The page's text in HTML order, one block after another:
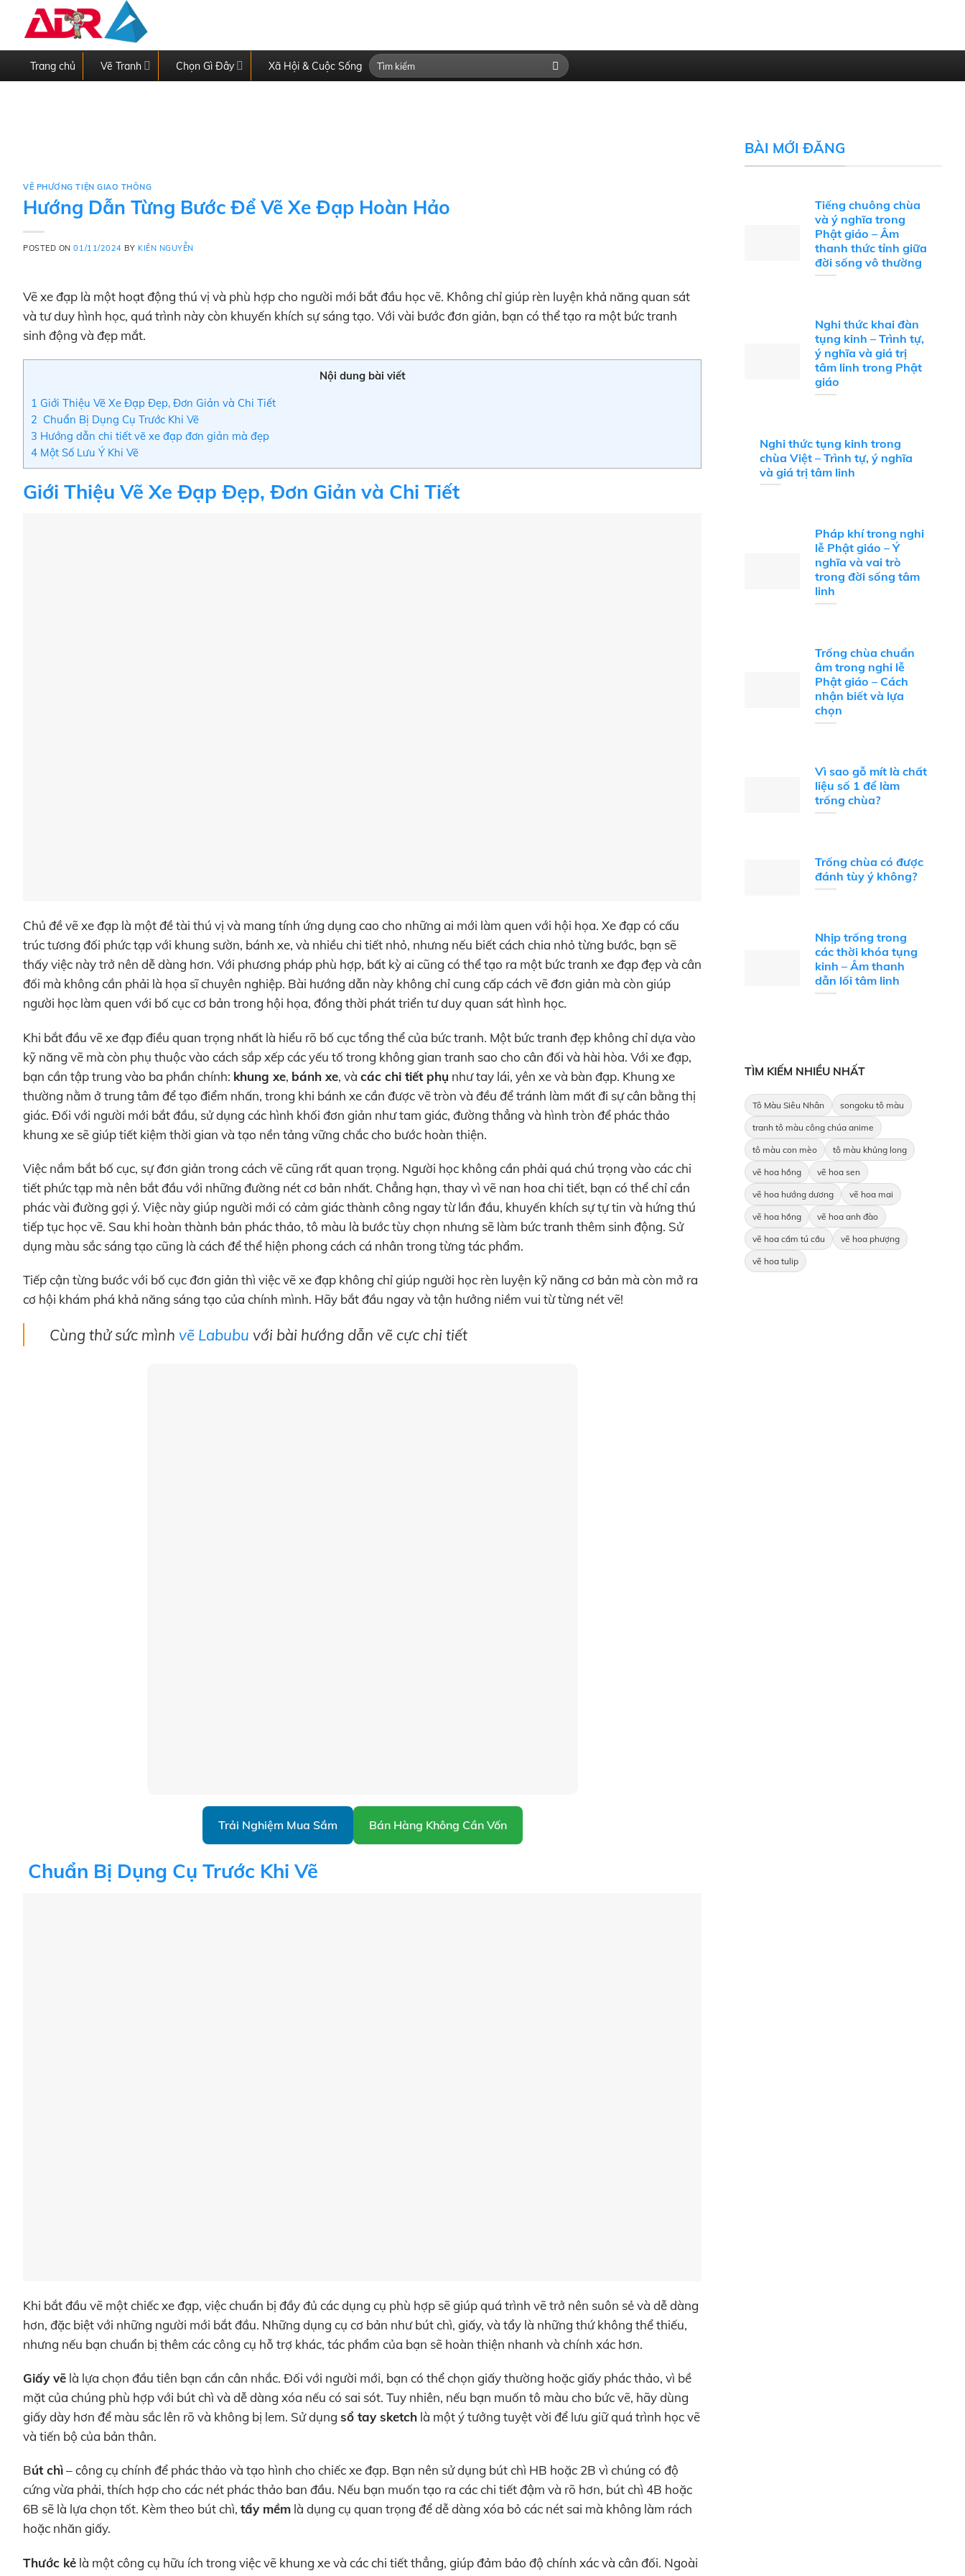
Trang chủ Vẽ Tranh Chọn Gì Đây Xã Hội & Cuộc Sống
VẼ PHƯƠNG TIỆN GIAO THÔNG
Hướng Dẫn Từng Bước Để Vẽ Xe Đạp Hoàn Hảo
POSTED ON01/11/2024 BY KIÊN NGUYỄN
Vẽ xe đạp là một hoạt động thú vị và phù hợp cho người mới bắt đầu học vẽ. Không chỉ giúp rèn luyện khả năng quan sát
và tư duy hình học, quá trình này còn khuyến khích sự sáng tạo. Với vài bước đơn giản, bạn có thể tạo ra một bức tranh
sinh động và đẹp mắt.
Nội dung bài viết
1 Giới Thiệu Vẽ Xe Đạp Đẹp, Đơn Giản và Chi Tiết
2 Chuẩn Bị Dụng Cụ Trước Khi Vẽ
3 Hướng dẫn chi tiết vẽ xe đạp đơn giản mà đẹp
4 Một Số Lưu Ý Khi Vẽ
Giới Thiệu Vẽ Xe Đạp Đẹp, Đơn Giản và Chi Tiết
Chủ đề vẽ xe đạp là một đề tài thú vị và mang tính ứng dụng cao cho những ai mới làm quen với hội họa. Xe đạp có cấu
trúc tương đối phức tạp với khung sườn, bánh xe, và nhiều chi tiết nhỏ, nhưng nếu biết cách chia nhỏ từng bước, bạn sẽ
thấy việc này trở nên dễ dàng hơn. Với phương pháp phù hợp, bất kỳ ai cũng có thể tạo ra một bức tranh xe đạp đẹp và cân
đối mà không cần phải là họa sĩ chuyên nghiệp. Bài hướng dẫn này không chỉ cung cấp cách vẽ đơn giản mà còn giúp
người học làm quen với bố cục cơ bản trong hội họa, đồng thời phát triển tư duy quan sát hình học.
Khi bắt đầu vẽ xe đạp điều quan trọng nhất là hiểu rõ bố cục tổng thể của bức tranh. Một bức tranh đẹp không chỉ dựa vào
kỹ năng vẽ mà còn phụ thuộc vào cách sắp xếp các yếu tố trong không gian tranh sao cho cân đối và hài hòa. Với xe đạp,
bạn cần tập trung vào ba phần chính: khung xe, bánh xe, và các chi tiết phụ như tay lái, yên xe và bàn đạp. Khung xe
thường nằm ở trung tâm để tạo điểm nhấn, trong khi bánh xe cần được vẽ tròn và đều để tránh làm mất đi sự cân bằng thị
giác. Đối với người mới bắt đầu, sử dụng các hình khối đơn giản như tam giác, đường thẳng và hình tròn để phác thảo
khung xe sẽ giúp tiết kiệm thời gian và tạo nền tảng vững chắc cho bước hoàn thiện.
Việc nắm bắt bố cục, sự đơn giản trong cách vẽ cũng rất quan trọng. Người học không cần phải quá chú trọng vào các chi
tiết phức tạp mà nên bắt đầu với những đường nét cơ bản nhất. Chẳng hạn, thay vì vẽ nan hoa chi tiết, bạn có thể chỉ cần
phác vài đường gợi ý. Việc này giúp người mới có cảm giác thành công ngay từ lần đầu, khuyến khích sự tự tin và hứng thú
tiếp tục học vẽ. Sau khi hoàn thành bản phác thảo, tô màu là bước tùy chọn nhưng sẽ làm bức tranh thêm sinh động. Sử
dụng màu sắc sáng tạo cũng là cách để thể hiện phong cách cá nhân trong từng tác phẩm.
Tiếp cận từng bước với bố cục đơn giản thì việc vẽ xe đạp không chỉ giúp người học rèn luyện kỹ năng cơ bản mà còn mở ra
cơ hội khám phá khả năng sáng tạo của chính mình. Hãy bắt đầu ngay và tận hưởng niềm vui từ từng nét vẽ!
Cùng thử sức mình vẽ Labubu với bài hướng dẫn vẽ cực chi tiết
Trải Nghiệm Mua Sắm Bán Hàng Không Cần Vốn
Chuẩn Bị Dụng Cụ Trước Khi Vẽ
Khi bắt đầu vẽ một chiếc xe đạp, việc chuẩn bị đầy đủ các dụng cụ phù hợp sẽ giúp quá trình vẽ trở nên suôn sẻ và dễ dàng
hơn, đặc biệt với những người mới bắt đầu. Những dụng cụ cơ bản như bút chì, giấy, và tẩy là những thứ không thể thiếu,
nhưng nếu bạn chuẩn bị thêm các công cụ hỗ trợ khác, tác phẩm của bạn sẽ hoàn thiện nhanh và chính xác hơn.
Giấy vẽ là lựa chọn đầu tiên bạn cần cân nhắc. Đối với người mới, bạn có thể chọn giấy thường hoặc giấy phác thảo, vì bề
mặt của chúng phù hợp với bút chì và dễ dàng xóa nếu có sai sót. Tuy nhiên, nếu bạn muốn tô màu cho bức vẽ, hãy dùng
giấy dày hơn để màu sắc lên rõ và không bị lem. Sử dụng sổ tay sketch là một ý tưởng tuyệt vời để lưu giữ quá trình học vẽ
và tiến bộ của bản thân.
Bút chì– công cụ chính để phác thảo và tạo hình cho chiếc xe đạp. Bạn nên sử dụng bút chì HB hoặc 2B vì chúng có độ
cứng vừa phải, thích hợp cho các nét phác thảo ban đầu. Nếu bạn muốn tạo ra các chi tiết đậm và rõ hơn, bút chì 4B hoặc
6B sẽ là lựa chọn tốt. Kèm theo bút chì, tẩy mềm là dụng cụ quan trọng để dễ dàng xóa bỏ các nét sai mà không làm rách
hoặc nhăn giấy.
Thước kẻ là một công cụ hữu ích trong việc vẽ khung xe và các chi tiết thẳng, giúp đảm bảo độ chính xác và cân đối. Ngoài
BÀI MỚI ĐĂNG
Tiếng chuông chùa
và ý nghĩa trong
Phật giáo – Âm
thanh thức tỉnh giữa
đời sống vô thường
Nghi thức khai đàn
tụng kinh – Trình tự,
ý nghĩa và giá trị
tâm linh trong Phật
giáo
Nghi thức tụng kinh trong
chùa Việt – Trình tự, ý nghĩa
và giá trị tâm linh
Pháp khí trong nghi
lễ Phật giáo – Ý
nghĩa và vai trò
trong đời sống tâm
linh
Trống chùa chuẩn
âm trong nghi lễ
Phật giáo – Cách
nhận biết và lựa
chọn
Vì sao gỗ mít là chất
liệu số 1 để làm
trống chùa?
Trống chùa có được
đánh tùy ý không?
Nhịp trống trong
các thời khóa tụng
kinh – Âm thanh
dẫn lối tâm linh
TÌM KIẾM NHIỀU NHẤT
Tô Màu Siêu Nhân songoku tô màu
tranh tô màu công chúa anime
tô màu con mèo tô màu khủng long
vẽ hoa hồng vẽ hoa sen
vẽ hoa hướng dương vẽ hoa mai
vẽ hoa hồng vẽ hoa anh đào
vẽ hoa cẩm tú cầu vẽ hoa phượng
vẽ hoa tulip